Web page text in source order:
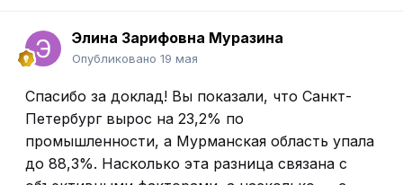
Элина Зарифовна Муразина
Опубликовано 19 мая
Спасибо за доклад! Вы показали, что Санкт-
Петербург вырос на 23,2% по
промышленности, а Мурманская область упала
до 88,3%. Насколько эта разница связана с